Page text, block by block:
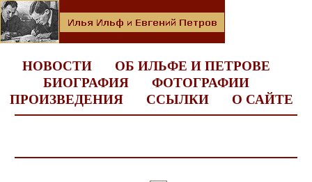
НОВОСТИ
ОБ ИЛЬФЕ И ПЕТРОВЕ
БИОГРАФИЯ
ФОТОГРАФИИ
ПРОИЗВЕДЕНИЯ
ССЫЛКИ О САЙТЕ